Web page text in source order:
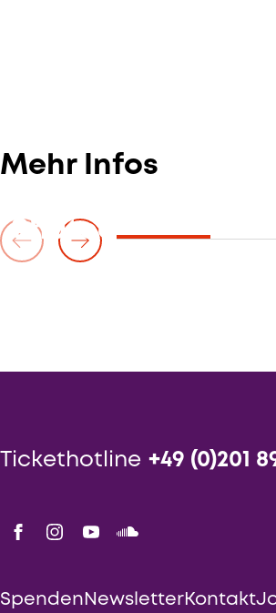
Mehr Infos
Shuteen
Tickethotline +49 (0)201
Spenden NewsletterKontakt